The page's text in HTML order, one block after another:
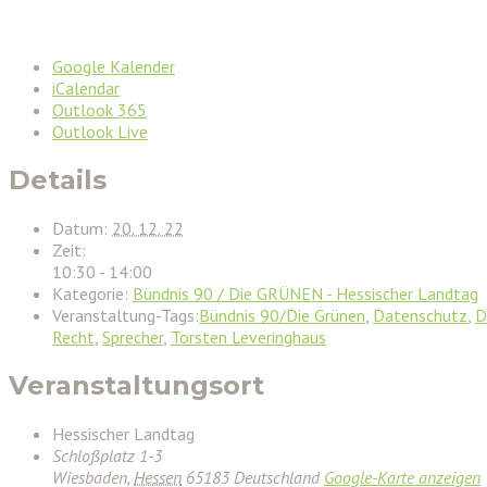
Google Kalender
iCalendar
Outlook 365
Outlook Live
Details
Datum: 20. 12. 22
Zeit:
10:30 - 14:00
Kategorie: Bündnis 90 / Die GRÜNEN - Hessischer Landtag
Veranstaltung-Tags:Bündnis 90/Die Grünen Datenschutz
Recht Sprecher, Torsten Leveringhaus
Veranstaltungsort
Hessischer Landtag
Schloßplatz 1-3
Wiesbaden, Hessen 65183 Deutschland Google-Karte anzeigen